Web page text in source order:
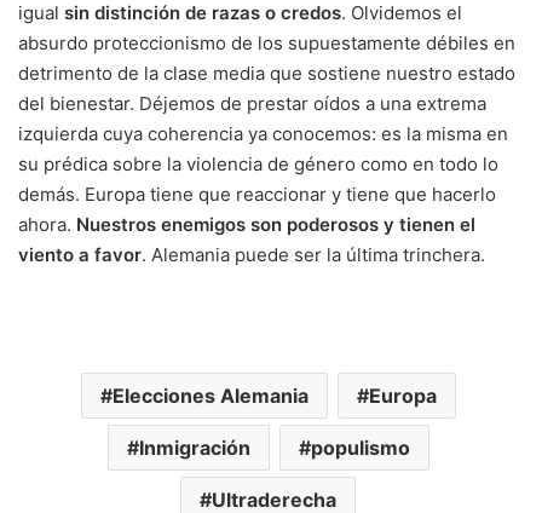
igual sin distinción de razas o credos. Olvidemos el
absurdo proteccionismo de los supuestamente débiles en
detrimento de la clase media que sostiene nuestro estado
del bienestar. Déjemos de prestar oídos a una extrema
izquierda cuya coherencia ya conocemos: es la misma en
su prédica sobre la violencia de género como en todo lo
demás. Europa tiene que reaccionar y tiene que hacerlo
ahora. Nuestros enemigos son poderosos y tienen el
viento a favor. Alemania puede ser la última trinchera.
Elecciones Alemania Europa
Inmigración populismo
Ultraderecha